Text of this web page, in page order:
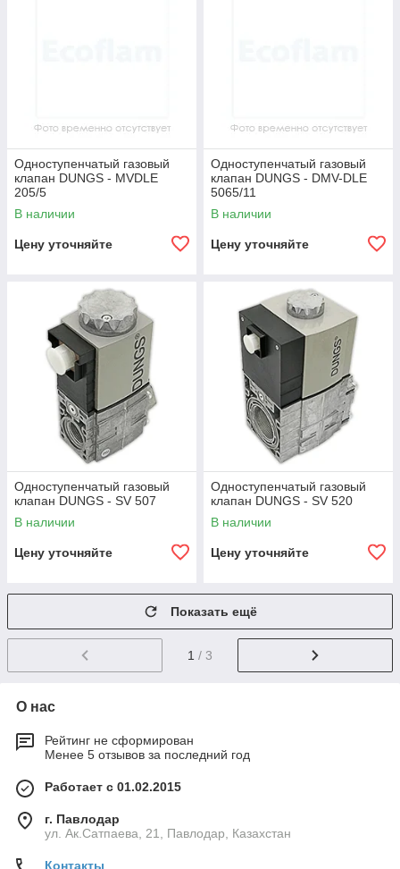
Одноступенчатый газовый
клапан DUNGS - MVDLE
205/5
В наличии
Цену уточняйте
Одноступенчатый газовый
клапан DUNGS - DMV-DLE
5065/11
В наличии
Цену уточняйте
Одноступенчатый газовый
клапан DUNGS - SV 507
В наличии
Цену уточняйте
Одноступенчатый газовый
клапан DUNGS - SV 520
В наличии
Цену уточняйте
Показать ещё
1 / 3
О нас
Рейтинг не сформирован
Менее 5 отзывов за последний год
Работает с 01.02.2015
г. Павлодар
ул. Ак.Сатпаева, 21, Павлодар, Казахстан
Контакты